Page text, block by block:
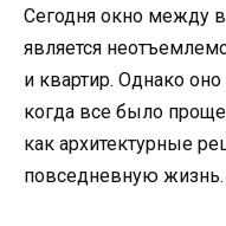
Сегодня окно между
является
и квартир. Однако
когда все было
как архитектурные
повседневную жизнь.